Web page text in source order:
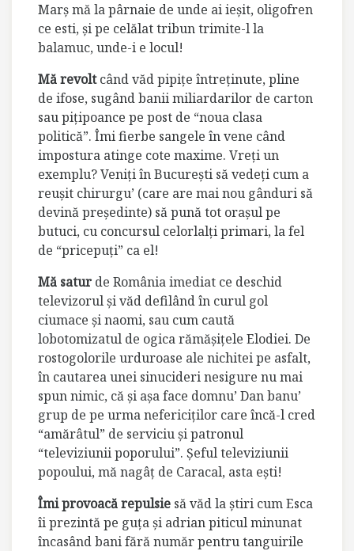
Marş mă la pârnaie de unde ai ieşit, oligofren
ce esti, şi pe celălat tribun trimite-l la
balamuc, unde-i e locul!
Mă revoltcând văd pipiţe întreţinute, pline
de ifose, sugând banii miliardarilor de carton
sau piţipoance pe post de “noua clasa
politică”. Îmi fierbe sangele în vene când
impostura atinge cote maxime. Vreţi un
exemplu? Veniţi în Bucureşti să vedeţi cum a
reuşit chirurgu’ (care are mai nou gânduri să
devină preşedinte) să pună tot oraşul pe
butuci, cu concursul celorlalţi primari, la fel
de “pricepuţi” ca el!
Mă satur de România imediat ce deschid
televizorul şi văd defilând în curul gol
ciumace şi naomi, sau cum caută
lobotomizatul de ogica rămăşiţele Elodiei. De
rostogolorile urduroase ale nichitei pe asfalt,
în cautarea unei sinucideri nesigure nu mai
spun nimic, că şi aşa face domnu’ Dan banu’
grup de pe urma nefericiţilor care încă-l cred
“amărâtul” de serviciu şi patronul
“televiziunii poporului”. Şeful televiziunii
popoului, mă nagâţ de Caracal, asta eşti!
Îmi provoacă repulsie să văd la ştiri cum Esca
îi prezintă pe guţa şi adrian piticul minunat
încasând bani fără număr pentru tanguirile